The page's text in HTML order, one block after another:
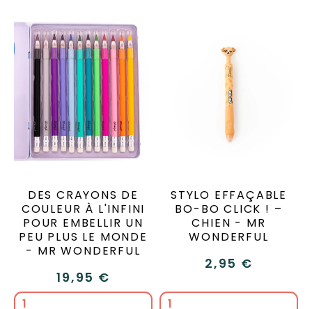
DES CRAYONS DE
COULEUR À L'INFINI
POUR EMBELLIR UN
PEU PLUS LE MONDE
- MR WONDERFUL
19,95 €
STYLO EFFAÇABLE
BO-BO CLICK ! –
CHIEN - MR
WONDERFUL
2,95 €